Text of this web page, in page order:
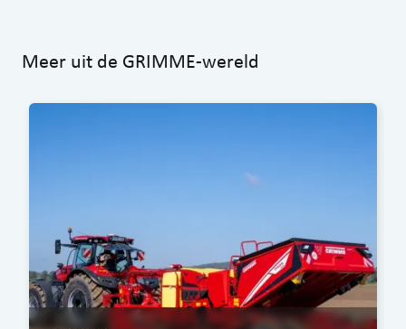
Meer uit de GRIMME-wereld